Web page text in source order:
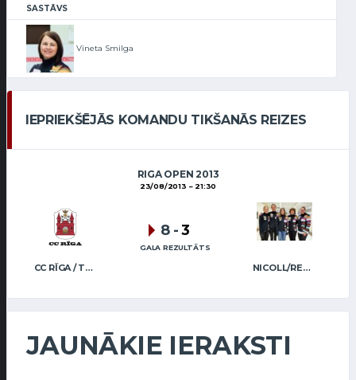
SASTĀVS
Vineta Smilga
IEPRIEKŠĒJĀS KOMANDU TIKŠANĀS REIZES
RIGA OPEN 2013
23/08/2013 21:30
CC RĪGA / TRUKŠĀNS NICOLL/REGŽA
8 -3
GALA REZULTĀTS
JAUNĀKIE IERAKSTI